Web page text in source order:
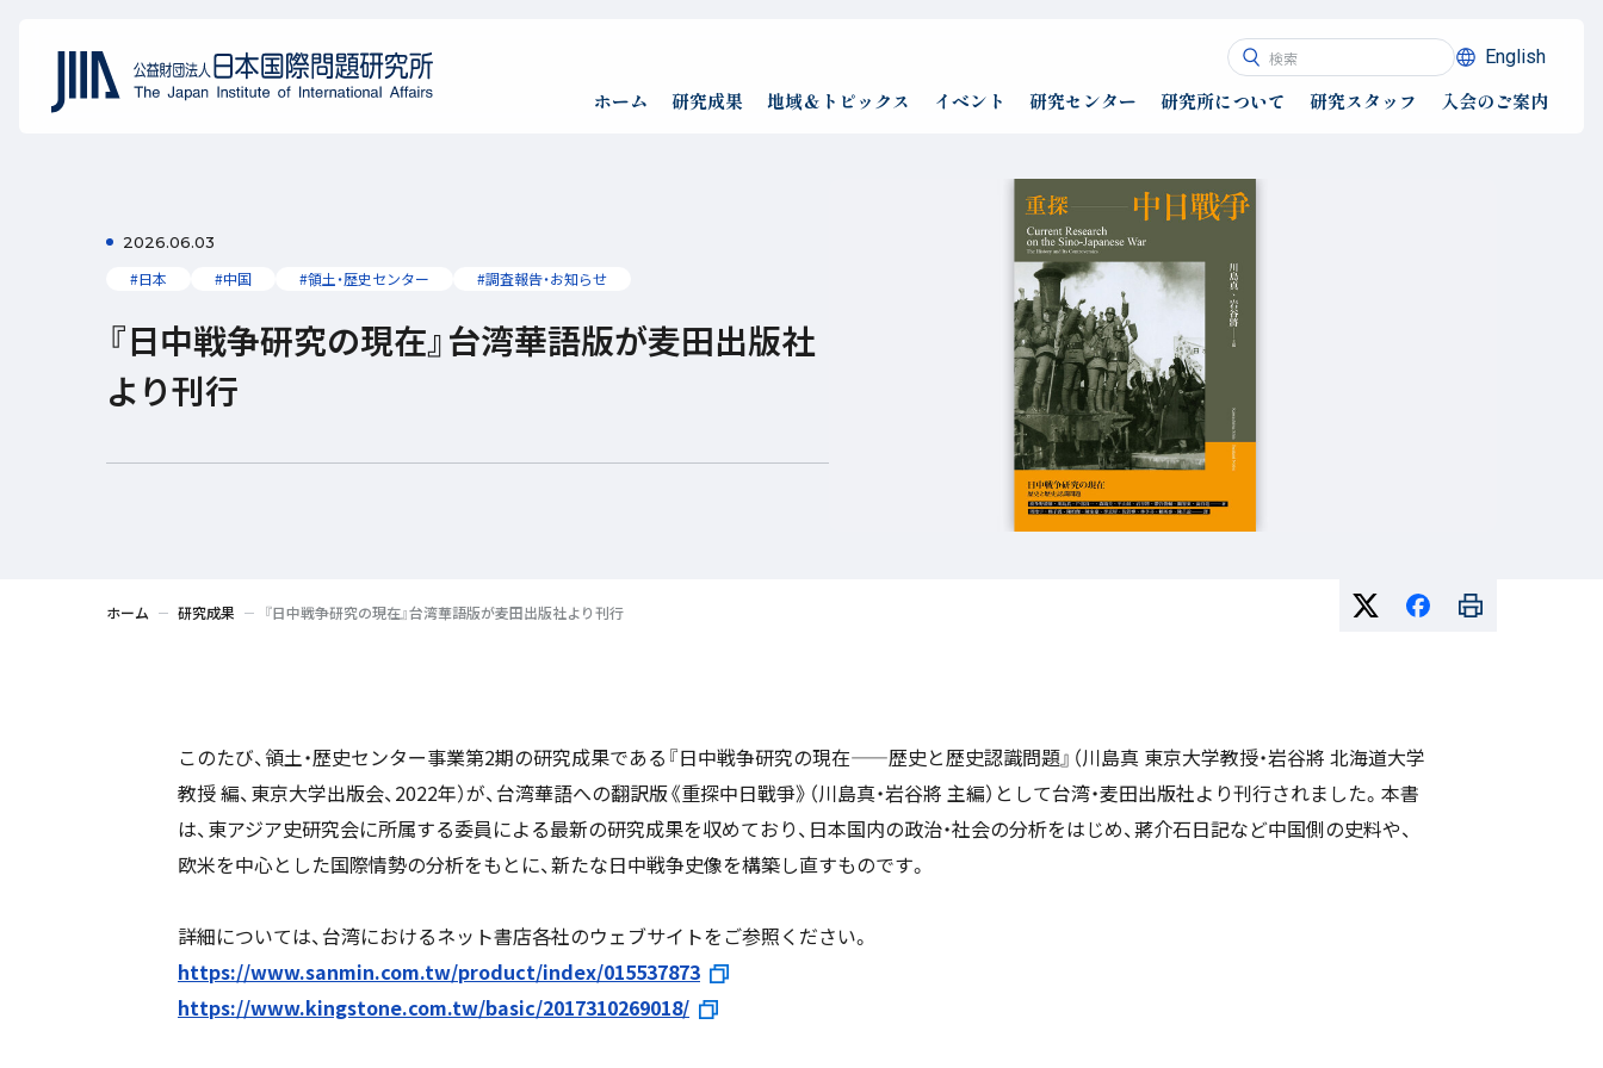
English
ホーム 研究成果 地域＆トピックス イベント 研究センター 研究所について 研究スタッフ 入会のご案内
2026.06.03
#日本 #中国 #領土・歴史センター #調査報告・お知らせ
『日中戦争研究の現在』台湾華語版が麦田出版社
より刊行
ホーム 研究成果 『日中戦争研究の現在』台湾華語版が麦田出版社より刊行
このたび、領土・歴史センター事業第2期の研究成果である『日中戦争研究の現在——歴史と歴史認識問題』（川島真 東京大学教授・岩谷將 北海道大学
教授 編、東京大学出版会、2022年）が、台湾華語への翻訳版《重探中日戰爭》（川島真・岩谷將 主編）として台湾・麦田出版社より刊行されました。本書
は、東アジア史研究会に所属する委員による最新の研究成果を収めており、日本国内の政治・社会の分析をはじめ、蔣介石日記など中国側の史料や、
欧米を中心とした国際情勢の分析をもとに、新たな日中戦争史像を構築し直すものです。
詳細については、台湾におけるネット書店各社のウェブサイトをご参照ください。
https://www.sanmin.com.tw/product/index/015537873
https://www.kingstone.com.tw/basic/2017310269018/